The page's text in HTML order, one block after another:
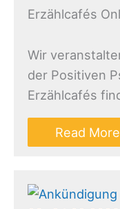
Erzählcafés
Wir
der Positiven
Erzählcafés
Read More